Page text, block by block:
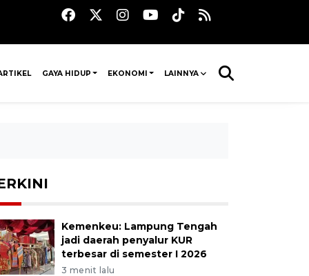
GAYA HIDUP EKONOMI LAINNYA
Kemenkeu: Lampung Tengah
jadi daerah penyalur KUR
terbesar di semester I 2026
3 menit lalu